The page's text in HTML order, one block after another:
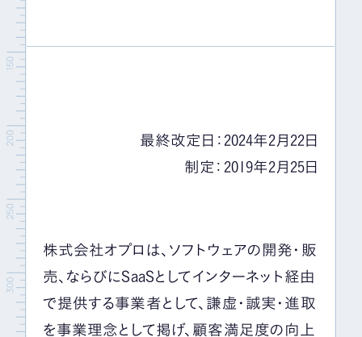
ニュース
パートナー
サポート
イベント＆セミナー
IR情報
採用情報
最終改定日：2024年2月22日
制定：2019年2月25日
株式会社オプロは、ソフトウェアの開発・販
売、ならびにSaaSとしてインターネット経由
で提供する事業者として、謙虚・誠実・進取
を事業理念として掲げ、顧客満足度の向上